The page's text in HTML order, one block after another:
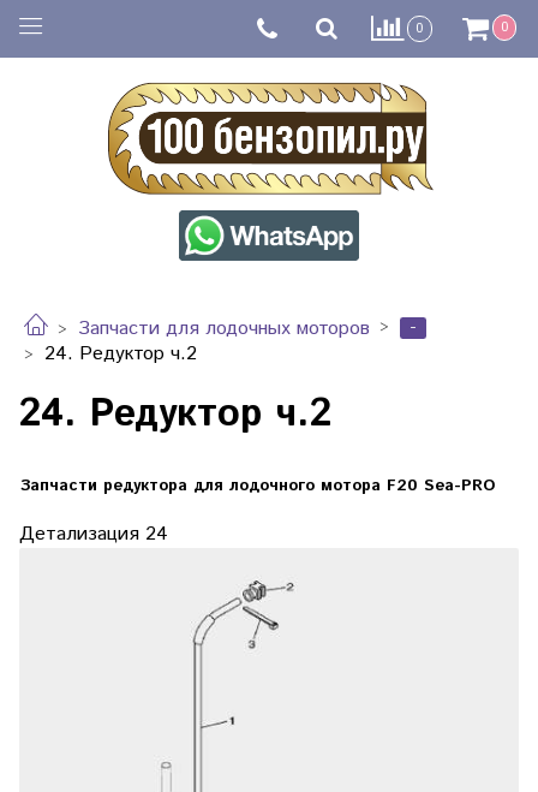
0 0
Запчасти для лодочных моторов
-
24. Редуктор ч.2
24. Редуктор ч.2
Запчасти редуктора для лодочного мотора F20 Sea-PRO
Детализация 24